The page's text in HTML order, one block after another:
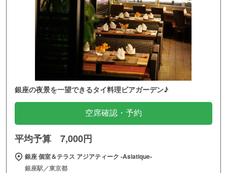
銀座の夜景を一望できるタイ料理ビアガーデン♪
空席確認・予約
平均予算 7,000円
銀座 個室＆テラス アジアティーク ‐Asiatique‐
銀座駅／東京都